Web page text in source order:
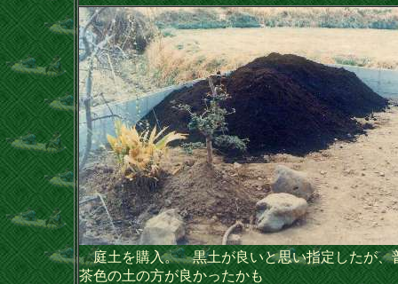
庭土を購入。 黒土が良いと思い指定したが、
茶色の土の方が良かったかも